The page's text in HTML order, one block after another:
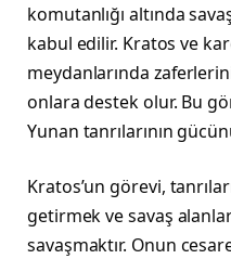
komutanlığı altında
kabul edilir. Kratos ve
meydanlarında
onlara destek olur. Bu
Yunan tanrılarının
Kratos’un görevi,
getirmek ve savaş
savaşmaktır. Onun